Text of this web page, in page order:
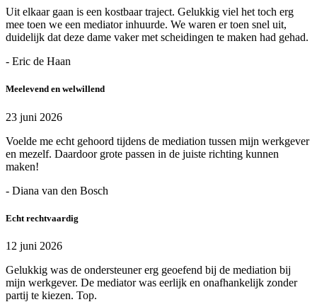
Uit elkaar gaan is een kostbaar traject. Gelukkig viel het toch erg
mee toen we een mediator inhuurde. We waren er toen snel uit,
duidelijk dat deze dame vaker met scheidingen te maken had gehad.
- Eric de Haan
Meelevend en welwillend
23 juni 2026
Voelde me echt gehoord tijdens de mediation tussen mijn werkgever
en mezelf. Daardoor grote passen in de juiste richting kunnen
maken!
- Diana van den Bosch
Echt rechtvaardig
12 juni 2026
Gelukkig was de ondersteuner erg geoefend bij de mediation bij
mijn werkgever. De mediator was eerlijk en onafhankelijk zonder
partij te kiezen. Top.